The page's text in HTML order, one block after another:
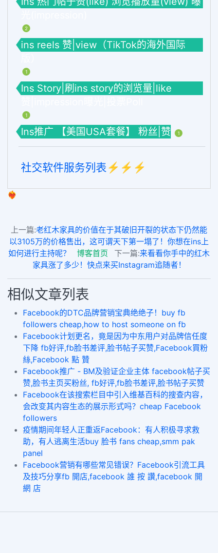
2
ins reels 赞|view（TikTok的海外国际
1
Ins Story|刷ins story的浏览量|like
1
Ins推广 【美国USA套餐】 粉丝|赞 1
社交软件服务列表⚡️⚡️⚡️
❤️‍🔥
上一篇:老红木家具的价值在于其破旧开裂的状态下仍然能
以3105万的价格售出，这可谓天下第一塌了！你想在ins上
如何进行主持呢？
博客首页 下一篇:来看看你手中的红木
家具涨了多少！快点来买Instagram追随者！
相似文章列表
Facebook的DTC品牌营销宝典绝绝子！buy fb
followers cheap,how to host someone on fb
​Facebook计划更名，竟是因为中东用户对品牌信任度
下降 fb好评,fb脸书差评,脸书帖子买赞,Facebook買粉
絲,Facebook 點 贊
Facebook推广 - BM及验证企业主体 facebook帖子买
赞,脸书主页买粉丝, fb好评,fb脸书差评,脸书帖子买赞
Facebook在该搜索栏目中引入维基百科的搜查内容，
会改变其内容生态的展示形式吗？cheap Facebook
followers
疫情期间年轻人正重返Facebook：有人积极寻求救
助，有人逃离生活buy 脸书 fans cheap,smm pak
panel
Facebook营销有哪些常见错误？Facebook引流工具
及技巧分享fb 開店,facebook 誰 按 讚,facebook 開
網 店